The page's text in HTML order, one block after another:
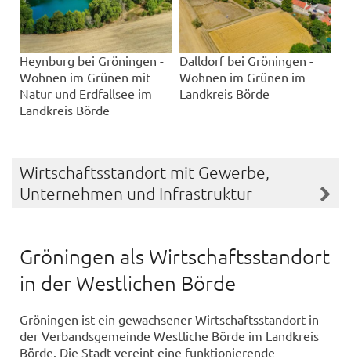
Heynburg bei Gröningen -
Wohnen im Grünen mit
Natur und Erdfallsee im
Landkreis Börde
Dalldorf bei Gröningen -
Wohnen im Grünen im
Landkreis Börde
Wirtschaftsstandort mit Gewerbe,
Unternehmen und Infrastruktur
Gröningen als Wirtschaftsstandort
in der Westlichen Börde
Gröningen ist ein gewachsener Wirtschaftsstandort in
der Verbandsgemeinde Westliche Börde im Landkreis
Börde. Die Stadt vereint eine funktionierende